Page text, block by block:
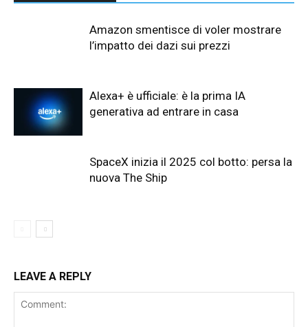
Amazon smentisce di voler mostrare
l’impatto dei dazi sui prezzi
Alexa+ è ufficiale: è la prima IA
generativa ad entrare in casa
SpaceX inizia il 2025 col botto: persa la
nuova The Ship
LEAVE A REPLY